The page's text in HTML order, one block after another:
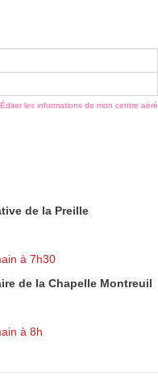
Éditer les informations de mon centre aéré
de la Preille
à 7h30
de la Chapelle Montreuil
à 8h